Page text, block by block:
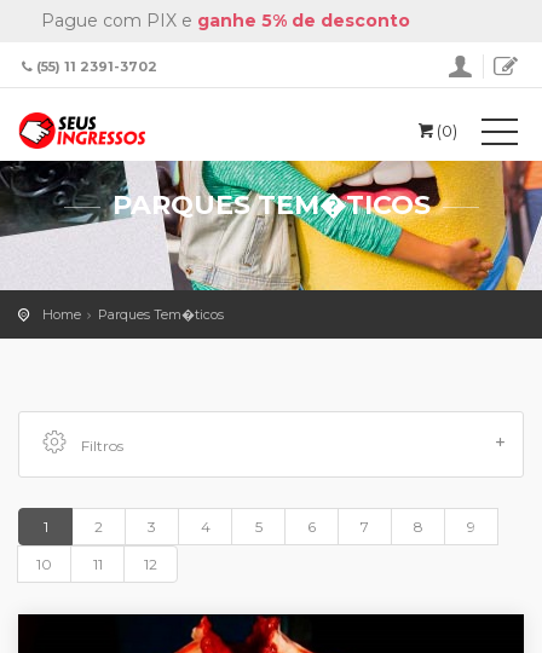
Pague com PIX e ganhe 5% de desconto
(55) 11 2391-3702
(0)
PARQUES TEM�TICOS
Home Parques Tem�ticos
Filtros
1 2 3 4 5 6 7 8 9
10 11 12